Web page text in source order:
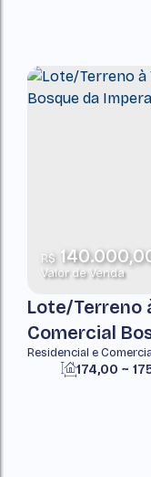
R$
Valor de Venda
Lote/Terreno
Comercial
Residencial e
174,00 ~